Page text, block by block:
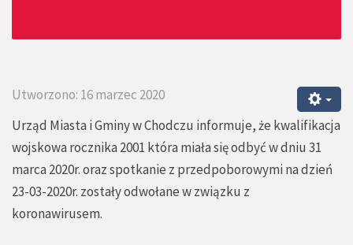
Utworzono: 16 marzec 2020
Urząd Miasta i Gminy w Chodczu informuje, że kwalifikacja
wojskowa rocznika 2001 która miała się odbyć w dniu 31
marca 2020r. oraz spotkanie z przedpoborowymi na dzień
23-03-2020r. zostały odwołane w związku z
koronawirusem.